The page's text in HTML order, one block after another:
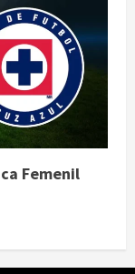
Femenil